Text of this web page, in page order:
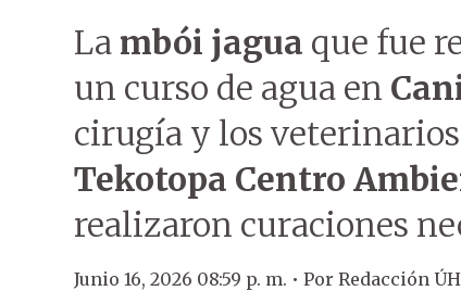
La mbói jagua que fue
un curso de agua en
cirugía y los
Tekotopa Centro
realizaron curaciones
Junio 16, 2026 08:59 p. m. • Por Redacción ÚH